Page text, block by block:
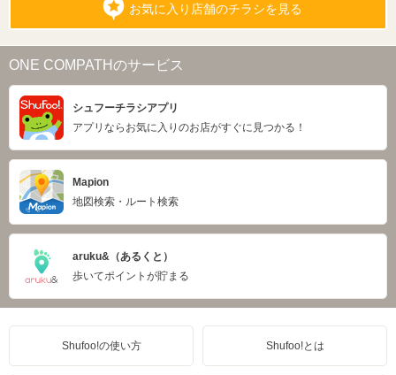
お気に入り店舗のチラシを見る
ONE COMPATHのサービス
シュフーチラシアプリ
アプリならお気に入りのお店がすぐに見つかる！
Mapion
地図検索・ルート検索
aruku&（あるくと）
歩いてポイントが貯まる
Shufoo!の使い方 Shufoo!とは